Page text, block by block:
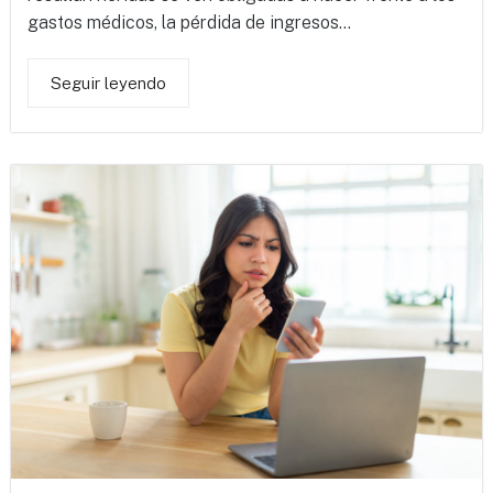
gastos médicos, la pérdida de ingresos...
Seguir leyendo